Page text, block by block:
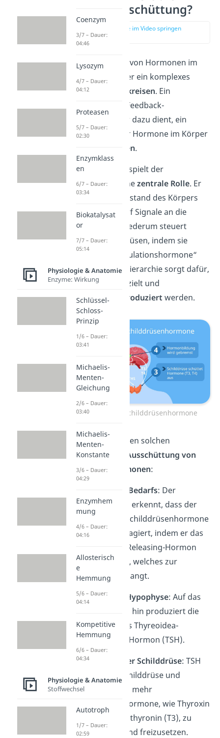
Hormonausschüttung?
zur Stelle im Video springen
(03:29)
Die Ausschüttung von Hormonen im
Körper erfolgt über ein komplexes
System von
Regelkreisen. Ein
Regelkreis ist ein Feedback-
Mechanismus, der dazu dient, ein
Gleichgewicht
der Hormone im Körper
aufrechtzuerhalten.
In diesem System spielt der
Hypothalamus
einezentrale Rolle. Er
überwacht
den Zustand des Körpers
und gibt bei Bedarf Signale an die
Hypophyse. Sie wiederum steuert
andere Hormondrüsen, indem sie
sogenannte „Stimulationshormone“
ausschüttet. Die Hierarchie sorgt dafür,
dassHormone
gezielt und
bedarfsgerecht
produziert werden.
Regelkreis der Schilddrüsenhormone
Ein Beispiel für einen solchen
Regelkreis ist die
Ausschüttung von
Schilddrüsenhormonen:
Erkennen des Bedarfs: Der
Hypothalamus erkennt, dass der
Körper mehr Schilddrüsenhormone
benötigt. Er reagiert, indem er das
Thyreotropin-Releasing-Hormon
(TRH) freisetzt, welches zur
Hypophyse gelangt.
Reaktion der Hypophyse: Auf das
Signal des TRH hin produziert die
Hypophyse das Thyreoidea-
stimulierende Hormon (TSH).
Aktivierung der Schilddrüse: TSH
gelangt zur Schilddrüse und
signalisiert ihr, mehr
Schilddrüsenhormone, wie Thyroxin
(T4) und Triiodthyronin (T3), zu
produzieren und freizusetzen.
Coenzym
3/7 – Dauer:
04:46
Lysozym
4/7 – Dauer:
04:12
Proteasen
5/7 – Dauer:
02:30
Enzymklass
en
6/7 – Dauer:
03:34
Biokatalysat
or
7/7 – Dauer:
05:14
Physiologie & Anatomie
Enzyme: Wirkung
Schlüssel-
Schloss-
Prinzip
1/6 – Dauer:
03:41
Michaelis-
Menten-
Gleichung
2/6 – Dauer:
03:40
Michaelis-
Menten-
Konstante
3/6 – Dauer:
04:29
Enzymhem
mung
4/6 – Dauer:
04:16
Allosterisch
e
Hemmung
5/6 – Dauer:
04:14
Kompetitive
Hemmung
6/6 – Dauer:
04:34
Physiologie & Anatomie
Stoffwechsel
Autotroph
1/7 – Dauer:
02:59